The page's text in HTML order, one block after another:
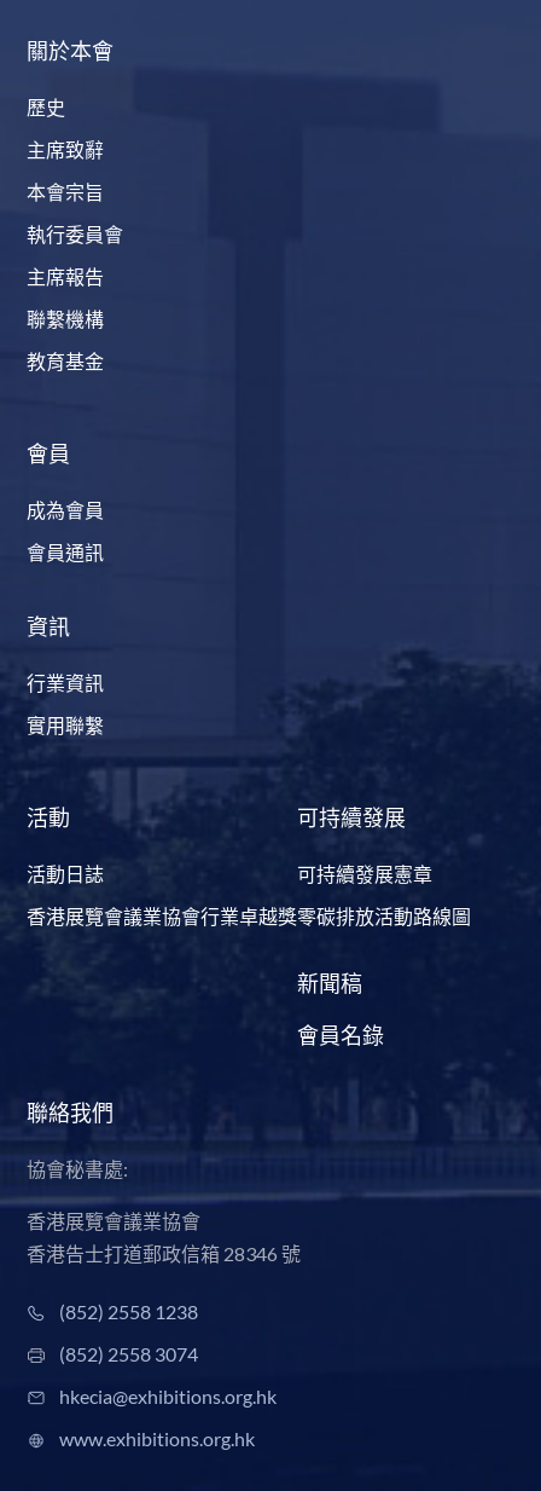
關於本會
歷史
主席致辭
本會宗旨
執行委員會
主席報告
聯繫機構
教育基金
會員
成為會員
會員通訊
資訊
行業資訊
實用聯繫
活動
活動日誌
香港展覽會議業協會行業卓越獎
可持續發展
可持續發展憲章
零碳排放活動路線圖
新聞稿
會員名錄
聯絡我們
協會秘書處:
香港展覽會議業協會
香港告士打道郵政信箱 28346 號
(852) 2558 1238
(852) 2558 3074
hkecia@exhibitions.org.hk
www.exhibitions.org.hk